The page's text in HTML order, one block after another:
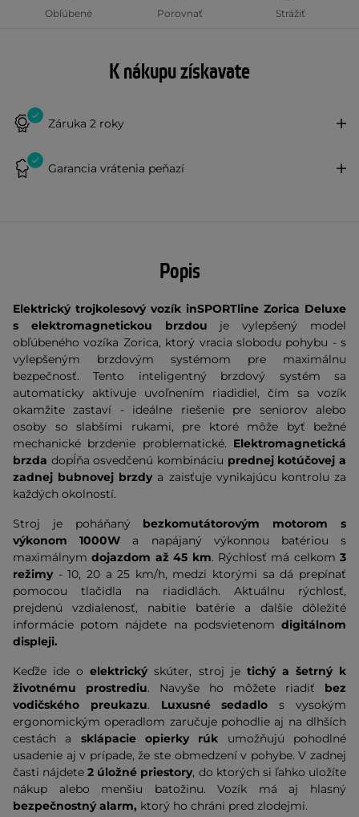
Obľúbené Porovnať Strážiť
K nákupu získavate
Záruka 2 roky
Garancia vrátenia peňazí
Popis
Elektrický trojkolesový vozík inSPORTline Zorica Deluxe
s elektromagnetickou brzdou je vylepšený model
obľúbeného vozíka Zorica, ktorý vracia slobodu pohybu - s
vylepšeným brzdovým systémom pre maximálnu
bezpečnosť. Tento inteligentný brzdový systém sa
automaticky aktivuje uvoľnením riadidiel, čím sa vozík
okamžite zastaví - ideálne riešenie pre seniorov alebo
osoby so slabšími rukami, pre ktoré môže byť bežné
mechanické brzdenie problematické. Elektromagnetická
brzda dopĺňa osvedčenú kombináciu prednej kotúčovej a
zadnej bubnovej brzdya zaisťuje vynikajúcu kontrolu za
každých okolností.
Stroj je poháňaný bezkomutátorovým motorom s
výkonom 1000W a napájaný výkonnou batériou s
maximálnymdojazdom až 45 km. Rýchlosť má celkom 3
režimy - 10, 20 a 25 km/h, medzi ktorými sa dá prepínať
pomocou tlačidla na riadidlách. Aktuálnu rýchlosť,
prejdenú vzdialenosť, nabitie batérie a ďalšie dôležité
informácie potom nájdete na podsvietenom digitálnom
displeji.
Keďže ide oelektrickýskúter, stroj je tichý a šetrný k
životnému prostrediu. Navyše ho môžete riadiť bez
vodičského preukazu. Luxusné sedadlo s vysokým
ergonomickým operadlom zaručuje pohodlie aj na dlhších
cestách a sklápacie opierky rúk umožňujú pohodlné
usadenie aj v prípade, že ste obmedzení v pohybe. V zadnej
časti nájdete2 úložné priestory, do ktorých si ľahko uložíte
nákup alebo menšiu batožinu. Vozík má aj hlasný
bezpečnostný alarm, ktorý ho chráni pred zlodejmi.